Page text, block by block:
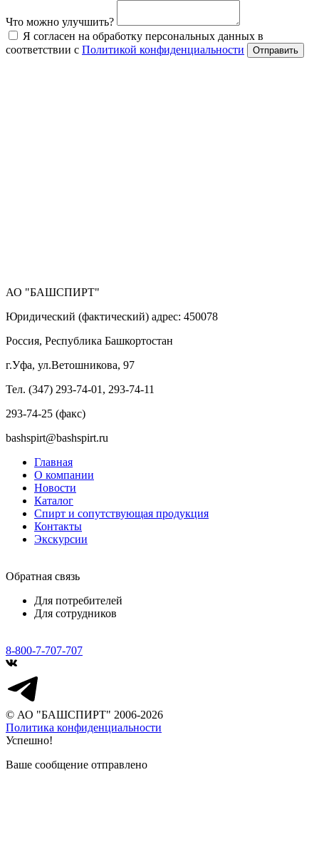
Что можно улучшить?
Я согласен на обработку персональных данных в
соответствии с Политикой конфиденциальности Отправить
АО "БАШСПИРТ"
Юридический (фактический) адрес: 450078
Россия, Республика Башкортостан
г.Уфа, ул.Ветошникова, 97
Тел. (347) 293-74-01, 293-74-11
293-74-25 (факс)
bashspirt@bashspirt.ru
Главная
О компании
Новости
Каталог
Спирт и сопутствующая продукция
Контакты
Экскурсии
Обратная связь
Для потребителей
Для сотрудников
8-800-7-707-707
© АО "БАШСПИРТ" 2006-2026
Политика конфиденциальности
Успешно!
Ваше сообщение отправлено